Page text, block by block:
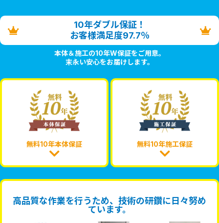
10年ダブル保証！
お客様満足度97.7％
本体＆施工の10年W保証をご用意。
末永い安心をお届けします。
無料10年本体保証 無料10年施工保証
高品質な作業を行うため、技術の研鑽に日々努め
ています。